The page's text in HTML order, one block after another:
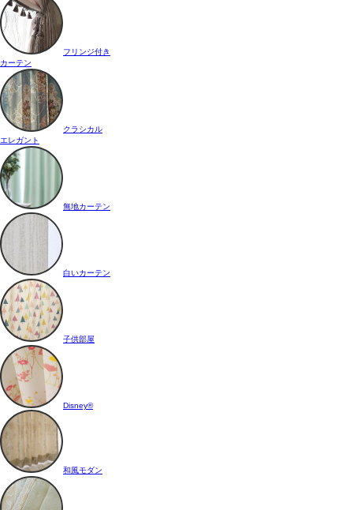
フリンジ付き
カーテン
クラシカル
エレガント
無地カーテン
白いカーテン
子供部屋
Disney®
和風モダン